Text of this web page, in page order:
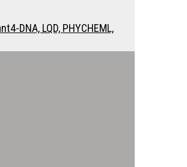
DNA, LQD, PHYCHEML,